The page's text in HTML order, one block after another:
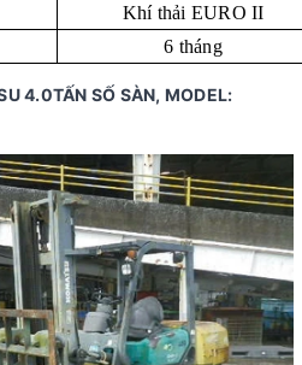
Khí thải EURO II
6 tháng
4.0TẤN SỐ SÀN, MODEL: